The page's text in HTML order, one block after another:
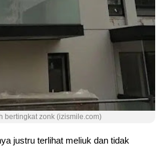
bertingkat zonk (izismile.com)
justru terlihat meliuk dan tidak